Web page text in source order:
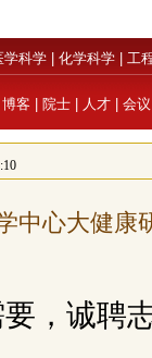
学科学 化学科学 工
博客 院士 人才 会议
中心大健康
要，诚聘